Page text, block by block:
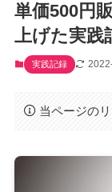
単価500円
上げた実践
実践記録
当ページの